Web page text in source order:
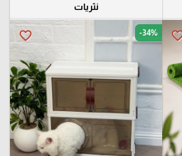
نثريات
favorite_border -34%